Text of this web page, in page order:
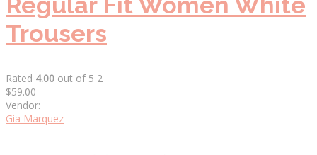
Trousers
Rated 4.00 out of 5 2
$59.00
Vendor:
Gia Marquez